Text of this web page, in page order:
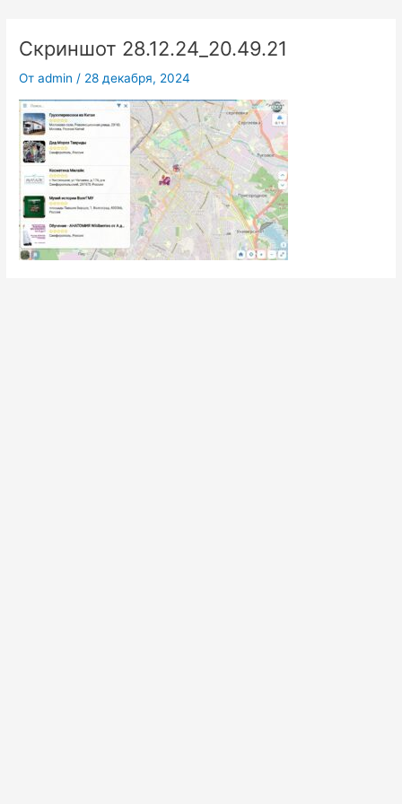
содержимому
Скриншот 28.12.24_20.49.21
Отadmin / 28 декабря, 2024